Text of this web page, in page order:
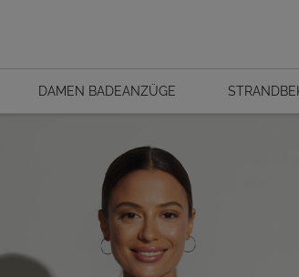
DAMEN BADEANZÜGE